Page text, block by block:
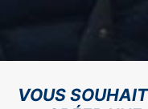
VOUS